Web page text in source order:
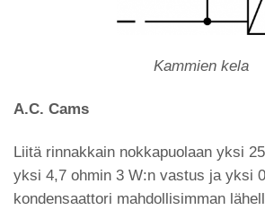
Kammien kela
A.C. Cams
Liitä rinnakkain nokkapuolaan yksi
yksi 4,7 ohmin 3 W:n vastus ja yksi
kondensaattori mahdollisimman